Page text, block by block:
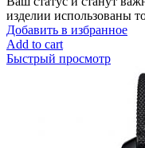
изделии использованы
Добавить в избранное
Add to cart
Быстрый просмотр